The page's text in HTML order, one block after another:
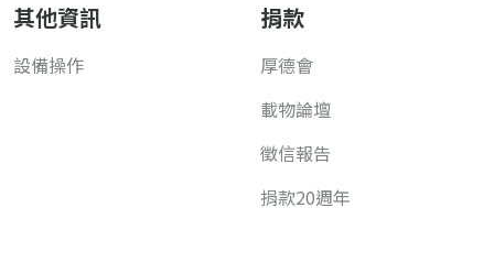
其他資訊
設備操作
捐款
厚德會
載物論壇
徵信報告
捐款20週年